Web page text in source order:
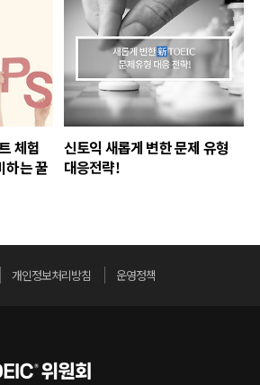
체험
하는 꿀
신토익 새롭게 변한 문제 유형
대응전략!
개인정보처리방침 운영정책